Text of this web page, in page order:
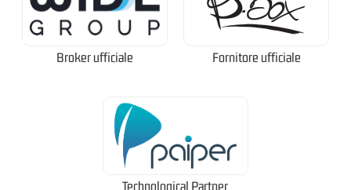
Broker ufficiale Fornitore ufficiale
Technological Partner